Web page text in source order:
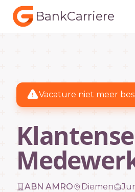
BankCarriere
Vacature niet meer
ABN AMRO Diemen